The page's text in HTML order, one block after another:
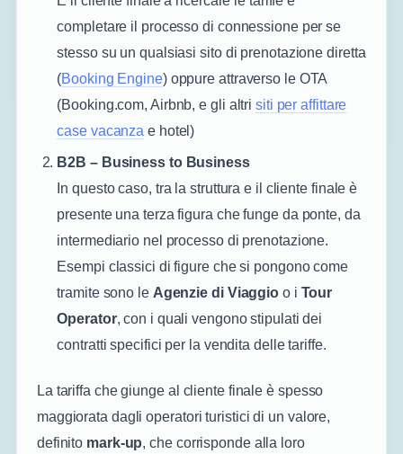
completare il processo di connessione per se
stesso su un qualsiasi sito di prenotazione diretta
(Booking Engine) oppure attraverso le OTA
(Booking.com, Airbnb, e gli altrisiti per affittare
case vacanza e hotel)
B2B – Business to Business
In questo caso, tra la struttura e il cliente finale è
presente una terza figura che funge da ponte, da
intermediario nel processo di prenotazione.
Esempi classici di figure che si pongono come
tramite sono le Agenzie di Viaggio o i Tour
Operator, con i quali vengono stipulati dei
contratti specifici per la vendita delle tariffe.
La tariffa che giunge al cliente finale è spesso
maggiorata dagli operatori turistici di un valore,
definito mark-up, che corrisponde alla loro